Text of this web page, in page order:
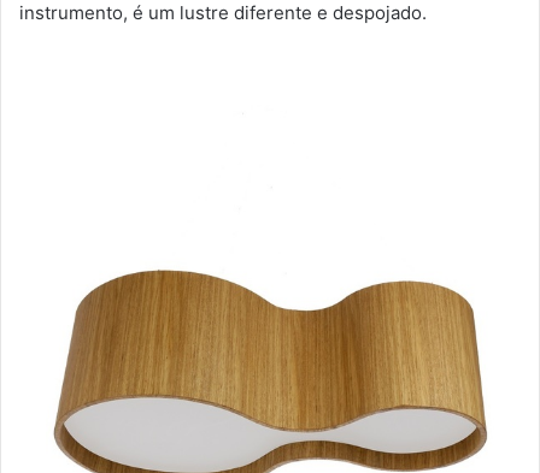
instrumento, é um lustre diferente e despojado.